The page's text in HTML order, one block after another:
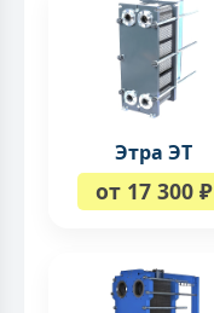
Этра ЭТ
от 17 300 ₽